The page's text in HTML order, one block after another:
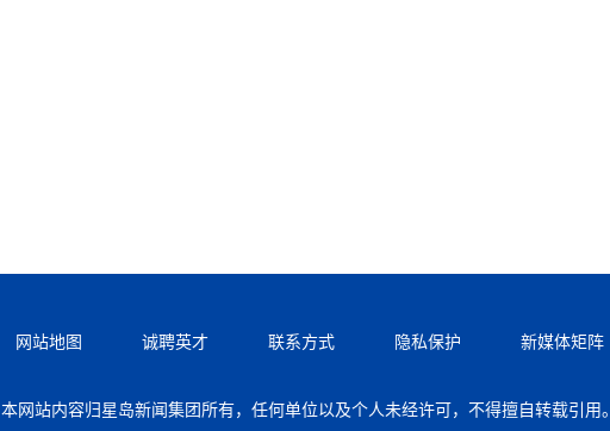
网站地图 诚聘英才 联系方式 隐私保护 新媒体矩阵
本网站内容归星岛新闻集团所有，任何单位以及个人未经许可，不得擅自转载引用。